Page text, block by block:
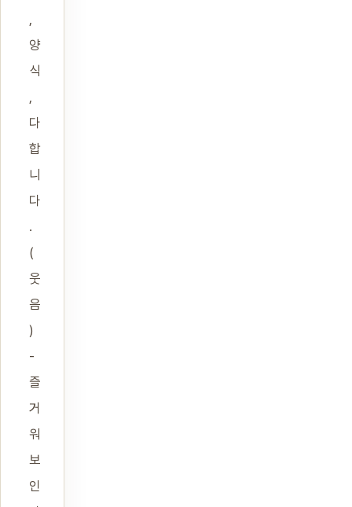
양
식
다
합
니
다
.
(
웃
음
)
-
즐
거
워
보
인